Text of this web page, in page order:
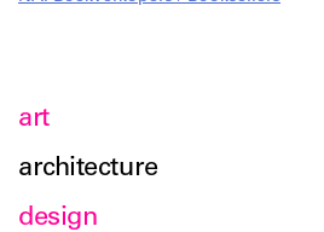
zijn verschenen.
art
architecture
design